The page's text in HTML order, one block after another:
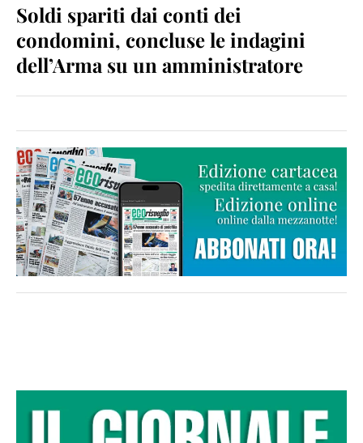
Soldi spariti dai conti dei
condomini, concluse le indagini
dell’Arma su un amministratore